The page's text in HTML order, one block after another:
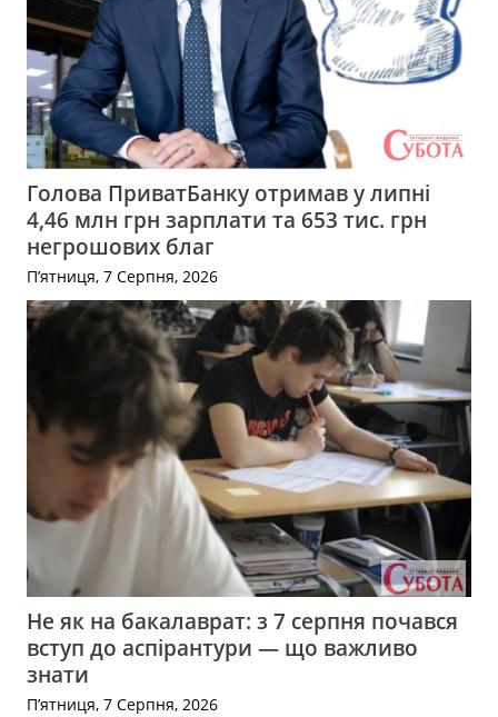
Голова ПриватБанку отримав у липні
4,46 млн грн зарплати та 653 тис. грн
негрошових благ
П’ятниця, 7 Серпня, 2026
Не як на бакалаврат: з 7 серпня почався
вступ до аспірантури — що важливо
знати
П’ятниця, 7 Серпня, 2026